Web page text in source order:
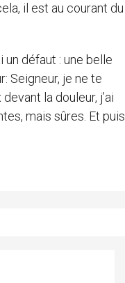
il est au courant du
un défaut : une belle
Seigneur, je ne te
la douleur, j’ai
mais sûres. Et puis